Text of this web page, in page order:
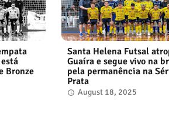
Bronze
Santa Helena Futsal
Guaíra e segue vivo na
pela permanência na
Prata
August 18, 2025